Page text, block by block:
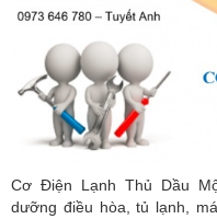
Cơ Điện Lạnh Thủ Dầu
dưỡng điều hòa, tủ lạnh,